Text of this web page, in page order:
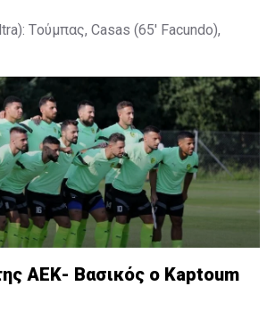
Tούμπας, Casas (65' Facundo),
(65' Angel) , Κωνσταντή (65' Sol),
Κατελάρης (65' Milicevic).
Tomovic, Καψής, Sol,
Milicevic, Pons, Εγγλέζου, Facundo,
Μάμας.
Kruscic): Kovacs, Navratil, Raul, Szor,
Makowski, Czekus, Ilievski,
ΑΕΚ- Βασικός ο Kaptoum